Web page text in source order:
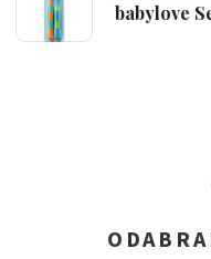
babylove